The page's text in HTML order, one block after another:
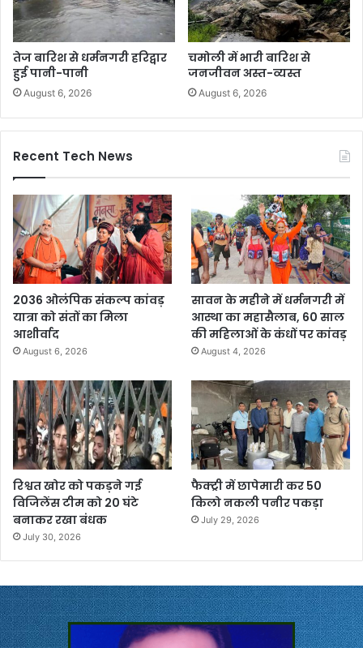
तेज बारिश से धर्मनगरी हरिद्वार
हुई पानी-पानी
August 6, 2026
चमोली में भारी बारिश से
जनजीवन अस्त-व्यस्त
August 6, 2026
Recent Tech News
2036 ओलंपिक संकल्प कांवड़
यात्रा को संतों का मिला
आशीर्वाद
August 6, 2026
सावन के महीने में धर्मनगरी में
आस्था का महासैलाब, 60 साल
की महिलाओं के कंधों पर कांवड़
August 4, 2026
रिश्वत खोर को पकड़ने गई
विजिलेंस टीम को 20 घंटे
बनाकर रखा बंधक
July 30, 2026
फैक्ट्री में छापेमारी कर 50
किलो नकली पनीर पकड़ा
July 29, 2026